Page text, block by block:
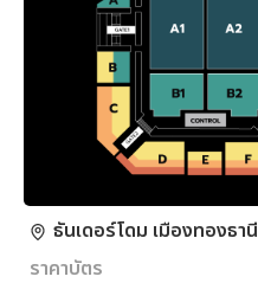
ธันเดอร์โดม เมืองทองธานี
ราคาบัตร